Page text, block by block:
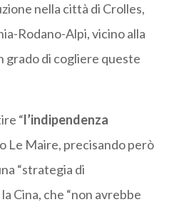
nella città di Crolles,
Rodano-Alpi, vicino alla
grado di cogliere queste
“l’indipendenza
Le Maire, precisando però
“strategia di
Cina, che “non avrebbe